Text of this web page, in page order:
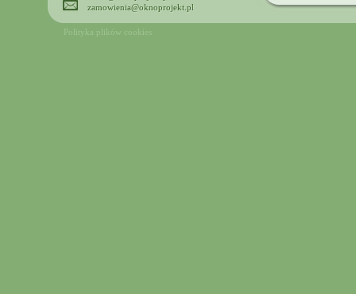
zamowienia@oknoprojekt.pl
Polityka plików cookies